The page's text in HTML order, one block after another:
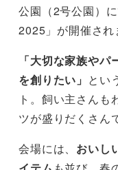
公園（2号公園）
2025」が開催され
「大切な家族や
を創りたい」 とい
ト。飼い主さんも
ツが盛りだくさん
会場には、 おいし